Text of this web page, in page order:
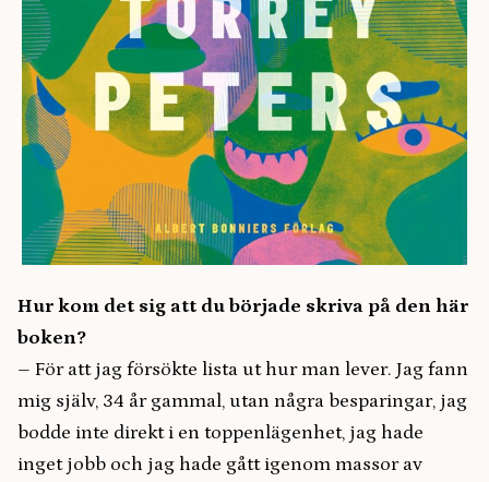
Hur kom det sig att du började skriva på den här
boken?
– För att jag försökte lista ut hur man lever. Jag fann
mig själv, 34 år gammal, utan några besparingar, jag
bodde inte direkt i en toppenlägenhet, jag hade
inget jobb och jag hade gått igenom massor av